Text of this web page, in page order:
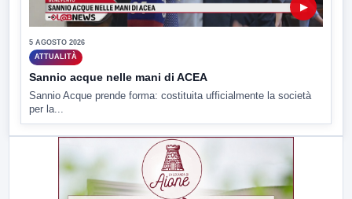
▶
5 AGOSTO 2026
ATTUALITÀ
Sannio acque nelle mani di ACEA
Sannio Acque prende forma: costituita ufficialmente la società
per la...